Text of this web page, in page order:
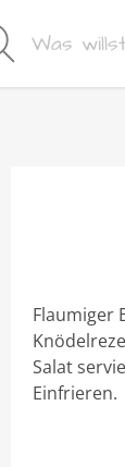
Flaumiger
Salat
Einfrieren.